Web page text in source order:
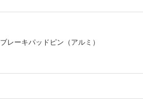
ブレーキパッドピン（アルミ）